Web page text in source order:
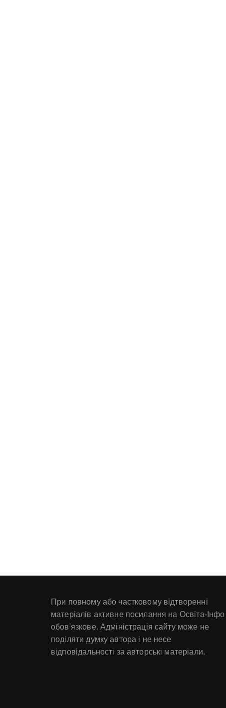
При повному або частковому відтворенні
матеріалів активне посилання на Освіта-Інфо
обов'язкове. Адміністрація сайту може не
поділяти думку автора і не несе
відповідальності за авторські матеріали.